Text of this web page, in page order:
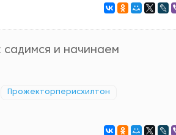
садимся и начинаем
Прожекторперисхилтон